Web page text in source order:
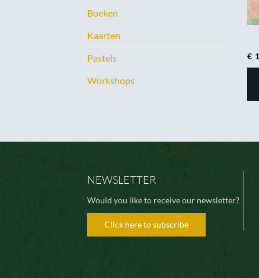
Boeken
Kaarten
Pastels
Workshops
€
NEWSLETTER
Would you like to receive our newsletter?
Click here to subscribe